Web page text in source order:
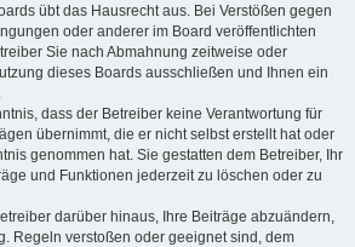
übt das Hausrecht aus. Bei Verstößen gegen
oder anderer im Board veröffentlichten
Sie nach Abmahnung zeitweise oder
dieses Boards ausschließen und Ihnen ein
dass der Betreiber keine Verantwortung für
übernimmt, die er nicht selbst erstellt hat oder
genommen hat. Sie gestatten dem Betreiber, Ihr
und Funktionen jederzeit zu löschen oder zu
darüber hinaus, Ihre Beiträge abzuändern,
Regeln verstoßen oder geeignet sind, dem